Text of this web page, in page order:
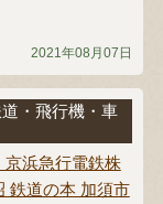
2021年08月07日
・飛行機・車
浜急行電鉄株
鉄道の本 加須市